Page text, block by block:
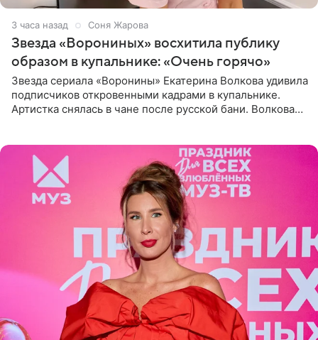
3 часа назад Соня Жарова
Звезда «Ворониных» восхитила публику
образом в купальнике: «Очень горячо»
Звезда сериала «Воронины» Екатерина Волкова удивила
подписчиков откровенными кадрами в купальнике.
Артистка снялась в чане после русской бани. Волкова